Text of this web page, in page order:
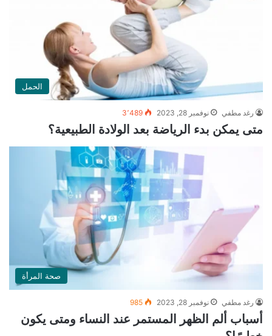
الحمل
رغد مطفي نوفمبر 28, 2023 3٬489
متى يمكن بدء الرياضة بعد الولادة الطبيعية؟
صحة المرأة
رغد مطفي نوفمبر 28, 2023 985
أسباب ألم الظهر المستمر عند النساء ومتى يكون